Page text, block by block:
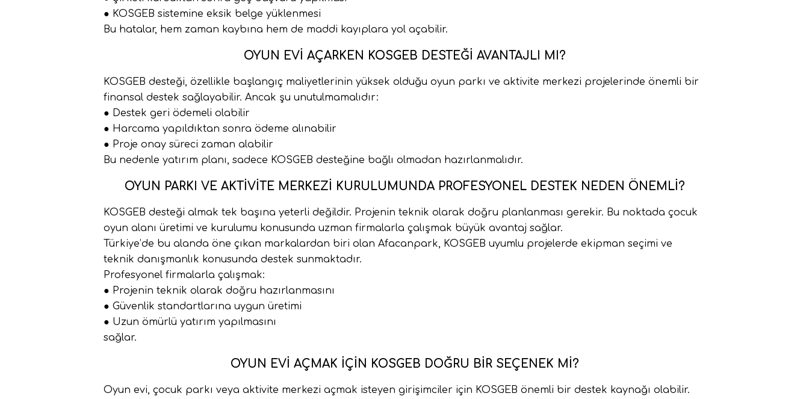
● KOSGEB sistemine eksik belge yüklenmesi
Bu hatalar, hem zaman kaybına hem de maddi kayıplara yol açabilir.
OYUN EVI AÇARKEN KOSGEB DESTEĞI AVANTAJLI MI?
KOSGEB desteği, özellikle başlangıç maliyetlerinin yüksek olduğu oyun parkı ve aktivite merkezi projelerinde önemli bir
finansal destek sağlayabilir. Ancak şu unutulmamalıdır:
● Destek geri ödemeli olabilir
● Harcama yapıldıktan sonra ödeme alınabilir
● Proje onay süreci zaman alabilir
Bu nedenle yatırım planı, sadece KOSGEB desteğine bağlı olmadan hazırlanmalıdır.
OYUN PARKI VE AKTIVITE MERKEZI KURULUMUNDA PROFESYONEL DESTEK NEDEN ÖNEMLI?
KOSGEB desteği almak tek başına yeterli değildir. Projenin teknik olarak doğru planlanması gerekir. Bu noktada çocuk
oyun alanı üretimi ve kurulumu konusunda uzman firmalarla çalışmak büyük avantaj sağlar.
Türkiye’de bu alanda öne çıkan markalardan biri olan Afacanpark, KOSGEB uyumlu projelerde ekipman seçimi ve
teknik danışmanlık konusunda destek sunmaktadır.
Profesyonel firmalarla çalışmak:
● Projenin teknik olarak doğru hazırlanmasını
● Güvenlik standartlarına uygun üretimi
● Uzun ömürlü yatırım yapılmasını
sağlar.
OYUN EVI AÇMAK İÇIN KOSGEB DOĞRU BIR SEÇENEK MI?
Oyun evi, çocuk parkı veya aktivite merkezi açmak isteyen girişimciler için KOSGEB önemli bir destek kaynağı olabilir.